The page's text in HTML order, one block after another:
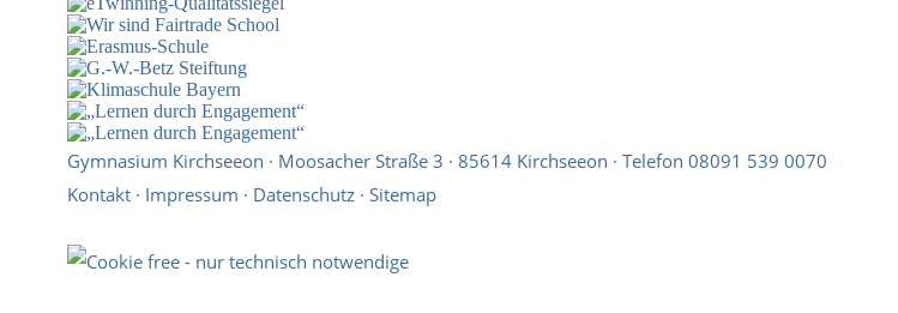
Gymnasium Kirchseeon · Moosacher Straße 3 · 85614 Kirchseeon · Telefon 08091 539 0070
Kontakt · Impressum · Datenschutz ·Sitemap